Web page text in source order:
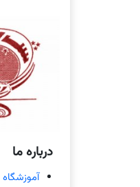
درباره ما